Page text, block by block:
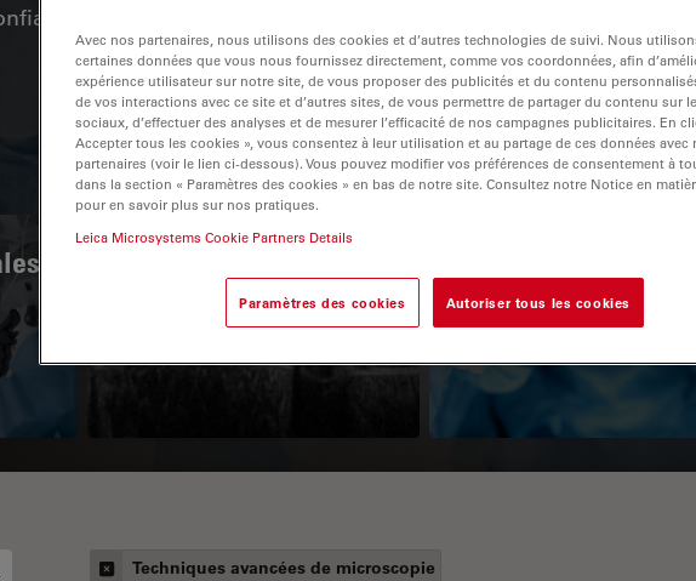
et d'être précis dans les chirurgies
Surgical Microscope
Techniques avancées de microscopie
Avec nos partenaires, nous utilisons des cookies et d’autres technologies de suivi. Nous
certaines données que vous nous fournissez directement, comme vos coordonnées, afin
expérience utilisateur sur notre site, de vous proposer des publicités et du contenu
de vos interactions avec ce site et d’autres sites, de vous permettre de partager du contenu sur
sociaux, d’effectuer des analyses et de mesurer l’efficacité de nos campagnes publicitaires. En
Accepter tous les cookies », vous consentez à leur utilisation et au partage de ces données avec
partenaires (voir le lien ci-dessous). Vous pouvez modifier vos préférences de consentement à
dans la section « Paramètres des cookies » en bas de notre site. Consultez notre Notice en
pour en savoir plus sur nos pratiques.
Leica Microsystems Cookie Partners Details
Paramètres des cookies Autoriser tous les cookies